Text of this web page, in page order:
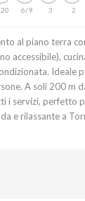
2
3
6/9
al piano terra
accessibile),
Ideale
A soli 200 m
i servizi, perfetto
e rilassante a